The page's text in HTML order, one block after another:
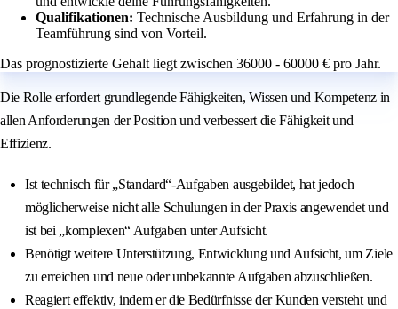
Qualifikationen: Technische Ausbildung und Erfahrung in der
Teamführung sind von Vorteil.
Das prognostizierte Gehalt liegt zwischen 36000 - 60000 € pro Jahr.
Die Rolle erfordert grundlegende Fähigkeiten, Wissen und Kompetenz in
allen Anforderungen der Position und verbessert die Fähigkeit und
Effizienz.
Ist technisch für „Standard“-Aufgaben ausgebildet, hat jedoch
möglicherweise nicht alle Schulungen in der Praxis angewendet und
ist bei „komplexen“ Aufgaben unter Aufsicht.
Benötigt weitere Unterstützung, Entwicklung und Aufsicht, um Ziele
zu erreichen und neue oder unbekannte Aufgaben abzuschließen.
Reagiert effektiv, indem er die Bedürfnisse der Kunden versteht und